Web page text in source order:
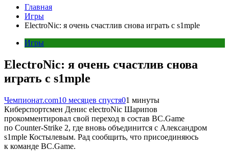
Главная
Игры
ElectroNic: я очень счастлив снова играть с s1mple
Игры
ElectroNic: я очень счастлив снова
играть с s1mple
Чемпионат.com10 месяцев спустя01 минуты
Киберспортсмен Денис electroNic Шарипов
прокомментировал свой переход в состав BC.Game
по Counter-Strike 2, где вновь объединится с Александром
s1mple Костылевым. Рад сообщить, что присоединяюсь
к команде BC.Game.